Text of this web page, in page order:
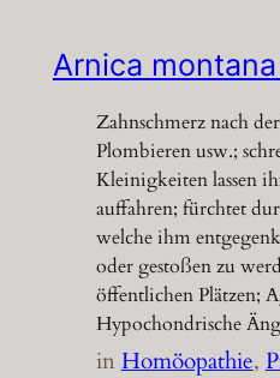
Arnica
Zahnschmerz nach
Plombieren usw.;
Kleinigkeiten lassen
auffahren; fürchtet
welche ihm
oder gestoßen zu
öffentlichen Plätzen;
Hypochondrische
inHomöopathie,